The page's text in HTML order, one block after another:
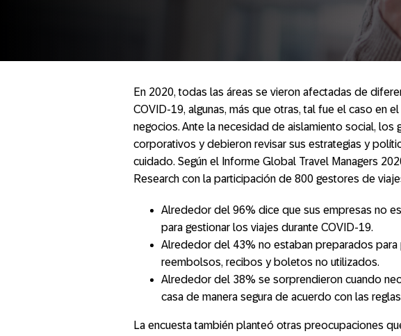
En 2020, todas las áreas se vieron afectadas de
COVID-19, algunas, más que otras, tal fue el caso en
negocios. Ante la necesidad de aislamiento social, los
corporativos y debieron revisar sus estrategias y
cuidado. Según el Informe Global Travel Managers
Research con la participación de 800 gestores de
Alrededor del 96% dice que sus empresas no
para gestionar los viajes durante COVID-19.
Alrededor del 43% no estaban preparados
reembolsos, recibos y boletos no utilizados.
Alrededor del 38% se sorprendieron cuando
casa de manera segura de acuerdo con las
La encuesta también planteó otras preocupaciones